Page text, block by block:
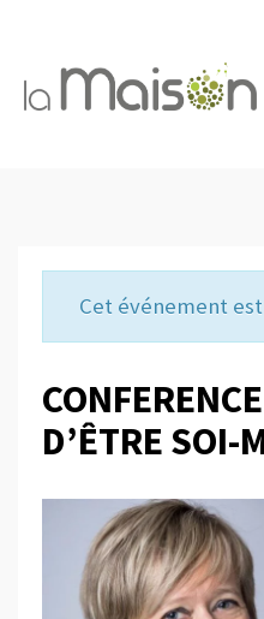
Cet événement
D’ÊTRE SOI-